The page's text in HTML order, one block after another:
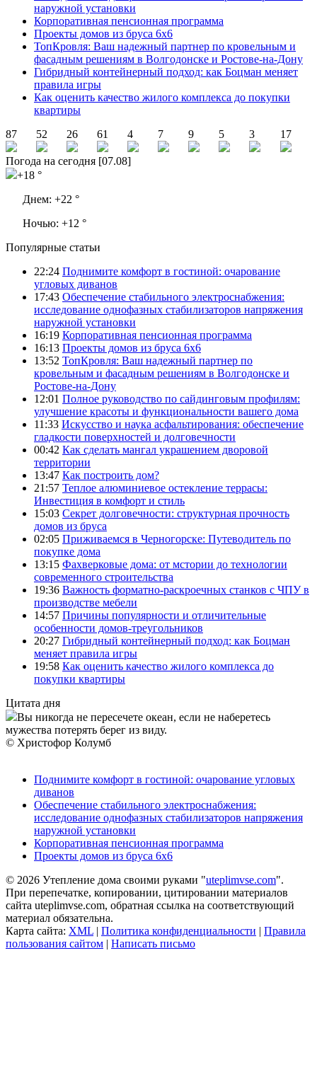
наружной установки
Корпоративная пенсионная программа
Проекты домов из бруса 6х6
ТопКровля: Ваш надежный партнер по кровельным и
фасадным решениям в Волгодонске и Ростове-на-Дону
Гибридный контейнерный подход: как Боцман меняет
правила игры
Как оценить качество жилого комплекса до покупки
квартиры
87
52 26 61 4 7 9 5 3 17
Погода на сегодня [07.08]
+18 °
Днем: +22 °
Ночью: +12 °
Популярные статьи
22:24 Поднимите комфорт в гостиной: очарование
угловых диванов
17:43 Обеспечение стабильного электроснабжения:
исследование однофазных стабилизаторов напряжения
наружной установки
16:19 Корпоративная пенсионная программа
16:13 Проекты домов из бруса 6х6
13:52 ТопКровля: Ваш надежный партнер по
кровельным и фасадным решениям в Волгодонске и
Ростове-на-Дону
12:01 Полное руководство по сайдинговым профилям:
улучшение красоты и функциональности вашего дома
11:33 Искусство и наука асфальтирования: обеспечение
гладкости поверхностей и долговечности
00:42 Как сделать мангал украшением дворовой
территории
13:47 Как построить дом?
21:57 Теплое алюминиевое остекление террасы:
Инвестиция в комфорт и стиль
15:03 Секрет долговечности: структурная прочность
домов из бруса
02:05 Приживаемся в Черногорске: Путеводитель по
покупке дома
13:15 Фахверковые дома: от мстории до технологии
современного строительства
19:36 Важность форматно-раскроечных станков с ЧПУ в
производстве мебели
14:57 Причины популярности и отличительные
особенности домов-треугольников
20:27 Гибридный контейнерный подход: как Боцман
меняет правила игры
19:58 Как оценить качество жилого комплекса до
покупки квартиры
Цитата дня
Вы никогда не пересечете океан, если не наберетесь
мужества потерять берег из виду.
© Христофор Колумб
Поднимите комфорт в гостиной: очарование угловых
диванов
Обеспечение стабильного электроснабжения:
исследование однофазных стабилизаторов напряжения
наружной установки
Корпоративная пенсионная программа
Проекты домов из бруса 6х6
© 2026 Утепление дома своими руками "uteplimvse.com".
При перепечатке, копировании, цитировании материалов
сайта uteplimvse.com, обратная ссылка на соответствующий
материал обязательна.
Карта сайта: XML | Политика конфиденциальности | Правила
пользования сайтом | Написать письмо